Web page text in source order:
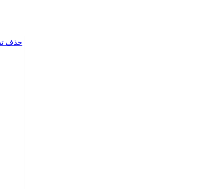
حذف